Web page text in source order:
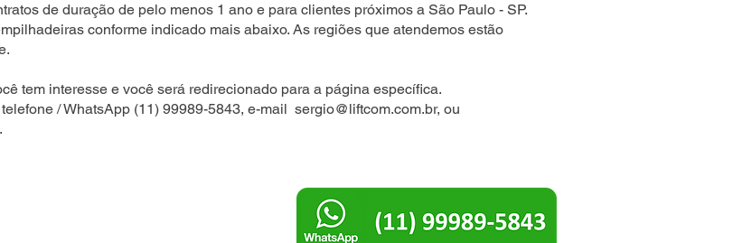
de duração de pelo menos 1 ano e para clientes próximos a São Paulo - SP.
conforme indicado mais abaixo. As regiões que atendemos estão
tem interesse e você será redirecionado para a página específica.
/ WhatsApp (11) 99989-5843, e-mail sergio@liftcom.com.br, ou